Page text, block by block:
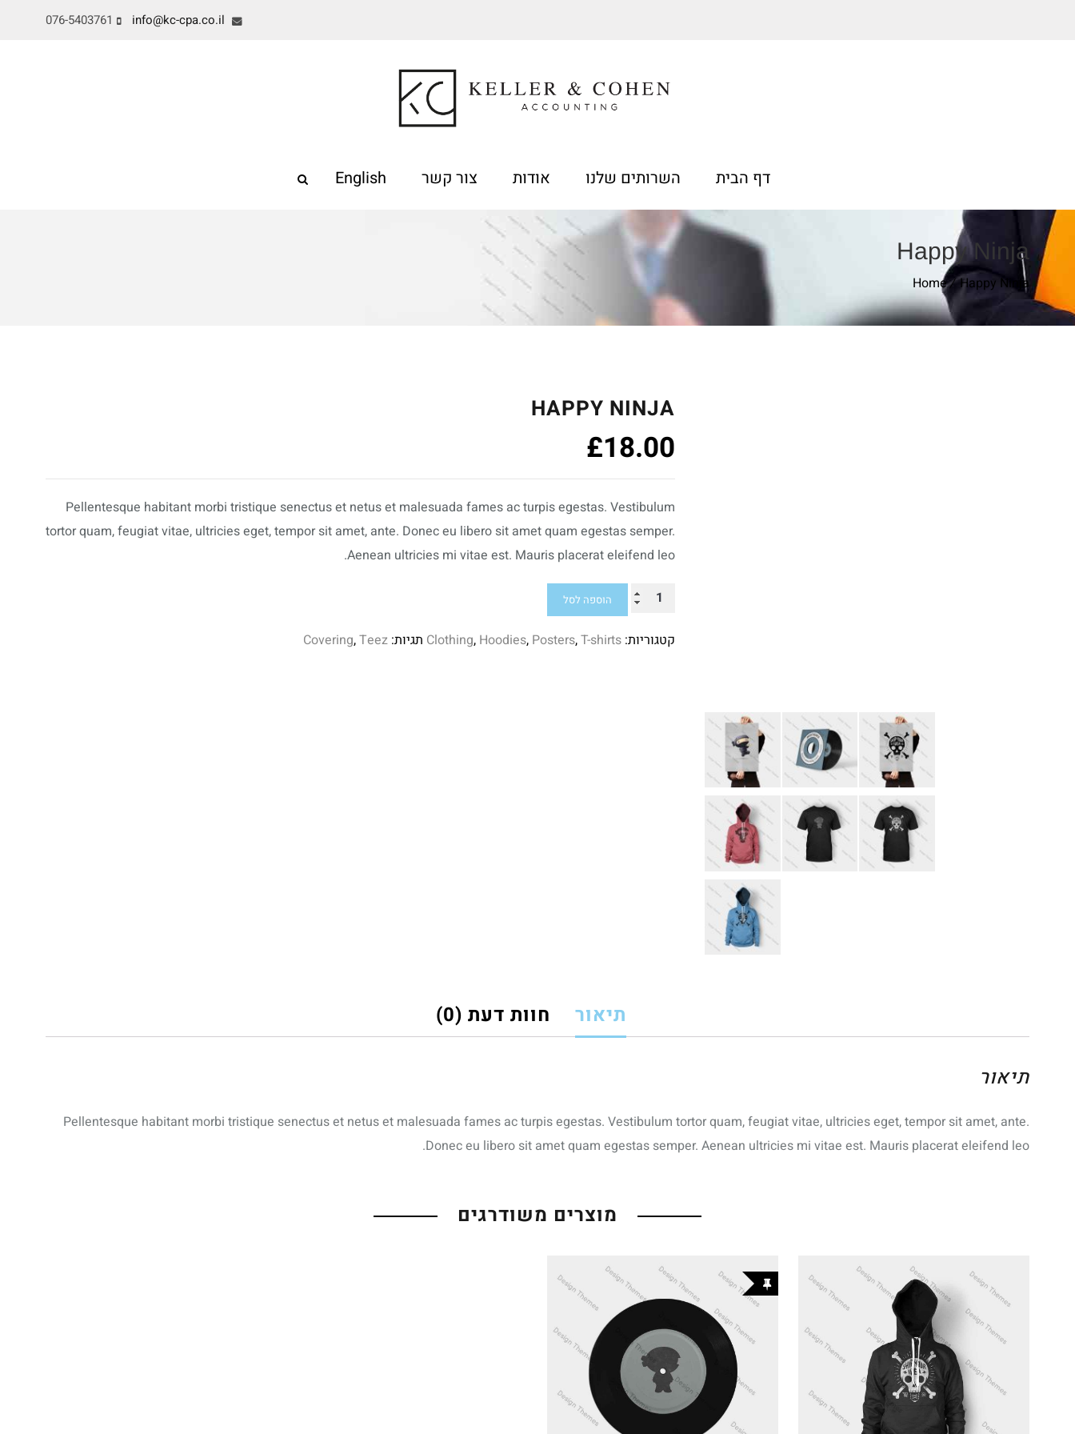
076-5403761
דף הבית השרותים שלנו אודות צור קשר English
Happy Ninja
Home Happy Ninja
HAPPY NINJA
£18.00
Pellentesque habitant morbi tristique senectus et netus et malesuada fames ac turpis egestas. Vestibulum
tortor quam, feugiat vitae, ultricies eget, tempor sit amet, ante. Donec eu libero sit amet quam egestas semper.
Aenean ultricies mi vitae est. Mauris placerat eleifend leo.
כמות
Happy
הוספה לסל
קטגוריות: Clothing, Hoodies, Posters,T-shirts תגיות: Covering,Teez
תיאור חוות דעת (0)
תיאור
Pellentesque habitant morbi tristique senectus et netus et malesuada fames ac turpis egestas. Vestibulum tortor quam, feugiat vitae, ultricies eget, tempor sit amet, ante.
Donec eu libero sit amet quam egestas semper. Aenean ultricies mi vitae est. Mauris placerat eleifend leo.
מוצרים משודרגים